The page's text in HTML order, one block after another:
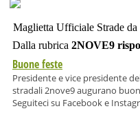
Maglietta Ufficiale Strade
Dalla rubrica 2NOVE9
Buone feste
Presidente e vice presidente
stradali 2nove9 augurano
Seguiteci su Facebook e